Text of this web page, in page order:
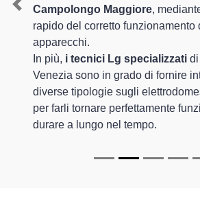
Campolongo Maggiore,
rapido del corretto funzionamento
apparecchi.
In più, i tecnici Lg specializzati
Venezia sono in grado di fornire
diverse tipologie sugli
per farli tornare perfettamente
durare a lungo nel tempo.
Previous